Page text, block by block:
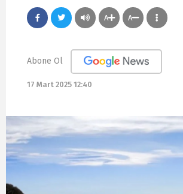
A A
Abone Ol
17 Mart 2025 12:40